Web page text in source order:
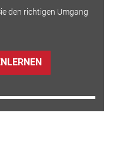
den richtigen Umgang